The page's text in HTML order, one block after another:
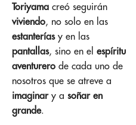
Toriyama creó seguirán
viviendo, no solo en las
estanteríasy en las
pantallas, sino en el espíritu
aventurero de cada uno de
nosotros que se atreve a
imaginary a soñar en
grande.